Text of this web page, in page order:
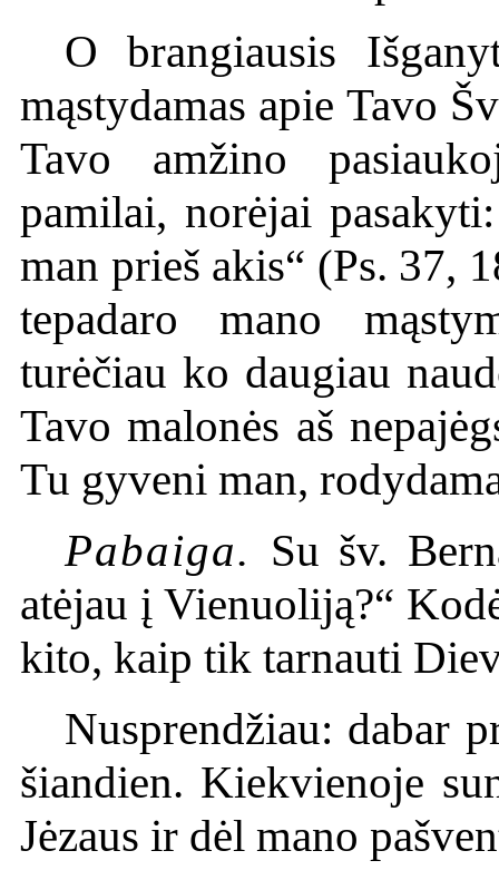
O brangiausis
mąstydamas apie Tavo
Tavo amžino
pamilai, norėjai
man prieš akis“ (Ps. 37,
tepadaro mano
turėčiau ko daugiau
Tavo malonės aš
Tu gyveni man,
Pabaiga. Su šv.
atėjau į Vienuoliją?“
kito, kaip tik tarnauti
Nusprendžiau: dabar
šiandien. Kiekvienoje
Jėzaus ir dėl mano